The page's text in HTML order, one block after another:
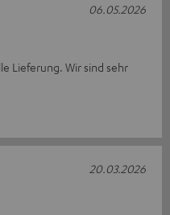
Lieferung. Wir sind sehr
06.05.2026
20.03.2026